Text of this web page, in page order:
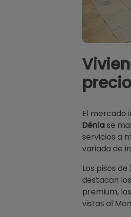
El mercado
Déniase
servicios a
variada de
Los pisos
destacan
premium,
vistas al